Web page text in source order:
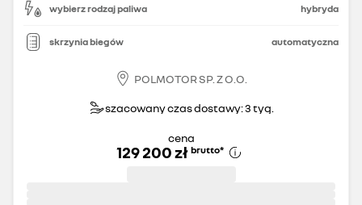
wybierz rodzaj paliwa hybryda
skrzynia biegów automatyczna
POLMOTOR SP. Z O.O.
szacowany czas dostawy: 3 tyg.
cena
129 200 zł brutto*